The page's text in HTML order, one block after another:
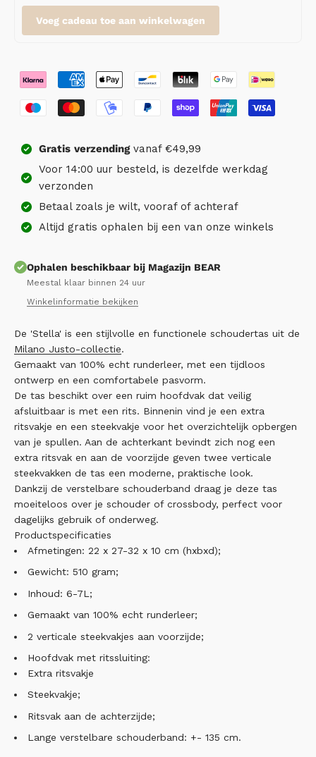
Voeg cadeau toe aan winkelwagen
Gratis verzendingvanaf €49,99
Voor 14:00 uur besteld, is dezelfde werkdag
verzonden
Betaal zoals je wilt, vooraf of achteraf
Altijd gratis ophalen bij een van onze winkels
Ophalen beschikbaar bij Magazijn BEAR
Meestal klaar binnen 24 uur
Winkelinformatie bekijken
De 'Stella' is een stijlvolle en functionele schoudertas uit de
Milano Justo-collectie.
Gemaakt van 100% echt runderleer, met een tijdloos
ontwerp en een comfortabele pasvorm.
De tas beschikt over een ruim hoofdvak dat veilig
afsluitbaar is met een rits. Binnenin vind je een extra
ritsvakje en een steekvakje voor het overzichtelijk opbergen
van je spullen. Aan de achterkant bevindt zich nog een
extra ritsvak en aan de voorzijde geven twee verticale
steekvakken de tas een moderne, praktische look.
Dankzij de verstelbare schouderband draag je deze tas
moeiteloos over je schouder of crossbody, perfect voor
dagelijks gebruik of onderweg.
Productspecificaties
Afmetingen: 22 x 27-32 x 10 cm (hxbxd);
Gewicht: 510 gram;
Inhoud: 6-7L;
Gemaakt van 100% echt runderleer;
2 verticale steekvakjes aan voorzijde;
Hoofdvak met ritssluiting:
Extra ritsvakje
Steekvakje;
Ritsvak aan de achterzijde;
Lange verstelbare schouderband: +- 135 cm.